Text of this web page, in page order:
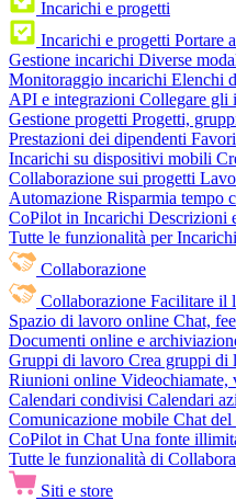
Incarichi e progetti
Incarichi e progetti Portare
Gestione incarichi Diverse
Monitoraggio incarichi Elenchi
API e integrazioni Collegare gli
Gestione progetti Progetti,
Prestazioni dei dipendenti
Incarichi su dispositivi mobili
Collaborazione sui progetti
Automazione Risparmia tempo
CoPilot in Incarichi Descrizioni
Tutte le funzionalità per
Collaborazione
Collaborazione Facilitare il
Spazio di lavoro online Chat,
Documenti online e
Gruppi di lavoro Crea gruppi di
Riunioni online Videochiamate,
Calendari condivisi Calendari
Comunicazione mobile Chat del
CoPilot in Chat Una fonte
Tutte le funzionalità di
Siti e store